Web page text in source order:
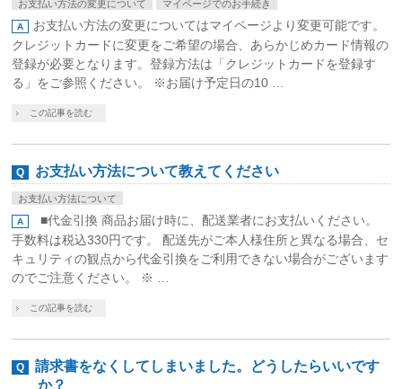
お支払い方法の変更について マイページでのお手続き
お支払い方法の変更についてはマイページより変更可能です。
クレジットカードに変更をご希望の場合、あらかじめカード情報の
登録が必要となります。登録方法は「クレジットカードを登録す
る」をご参照ください。 ※お届け予定日の10 …
この記事を読む
お支払い方法について教えてください
お支払い方法について
■代金引換 商品お届け時に、配送業者にお支払いください。
手数料は税込330円です。 配送先がご本人様住所と異なる場合、セ
キュリティの観点から代金引換をご利用できない場合がございます
のでご注意ください。 ※ …
この記事を読む
請求書をなくしてしまいました。どうしたらいいです
か？